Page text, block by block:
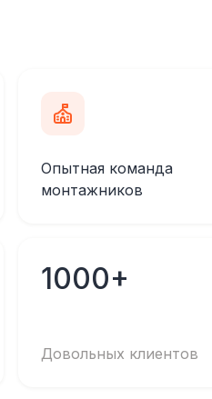
Опытная команда
монтажников
1000+
Довольных клиентов